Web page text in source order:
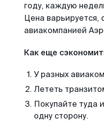
году, каждую
Цена варьируется,
авиакомпанией
Как еще
У разных
Лететь
Покупайте туда
одну сторону.